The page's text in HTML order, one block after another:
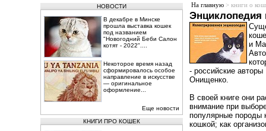
НОВОСТИ
В декабре в Минске
прошла выставка кошек
под названием
"Новогодний Беби Салон
котят - 2022"....
Некоторое время назад
сформировалось особое
направление в искусстве
— оригинальное
оформление...
Еще новости
КНИГИ ПРО КОШЕК
На главную > книги о
Энциклопедия
и
- российские
Онищенко.
В своей книге они
внимание при
популярные породы
кошкой; как